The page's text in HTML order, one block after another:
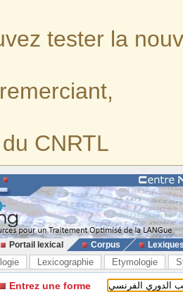
tester la
CNRTL
Portail lexical Corpus
Lexicographie Etymologie
Entrez une forme